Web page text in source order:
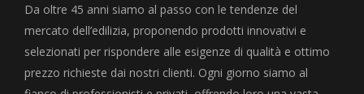
Da oltre 45 anni siamo al passo con le tendenze del
mercato dell’edilizia, proponendo prodotti innovativi e
selezionati per rispondere alle esigenze di qualità e ottimo
prezzo richieste dai nostri clienti. Ogni giorno siamo al